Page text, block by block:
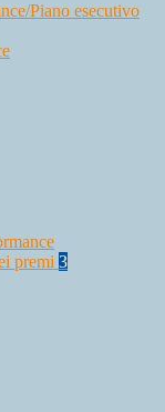
Piano esecutivo
premi 3